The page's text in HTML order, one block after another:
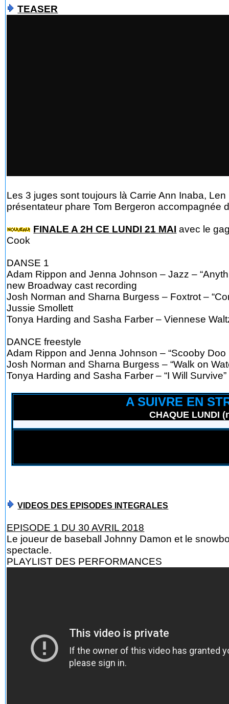
TEASER
Les 3 juges sont toujours là Carrie Ann Inaba,
présentateur phare Tom Bergeron accompagnée
FINALE A 2H CE LUNDI 21 MAI avec le
Cook
DANSE 1
Adam Rippon and Jenna Johnson – Jazz –
new Broadway cast recording
Josh Norman and Sharna Burgess – Foxtrot –
Jussie Smollett
Tonya Harding and Sasha Farber – Viennese
DANCE freestyle
Adam Rippon and Jenna Johnson – “Scooby Doo
Josh Norman and Sharna Burgess – “Walk on
Tonya Harding and Sasha Farber – “I Will
A SUIVRE EN
CHAQUE LUNDI
VIDEOS DES EPISODES INTEGRALES
EPISODE 1 DU 30 AVRIL 2018
Le joueur de baseball Johnny Damon et le
spectacle.
PLAYLIST DES PERFORMANCES